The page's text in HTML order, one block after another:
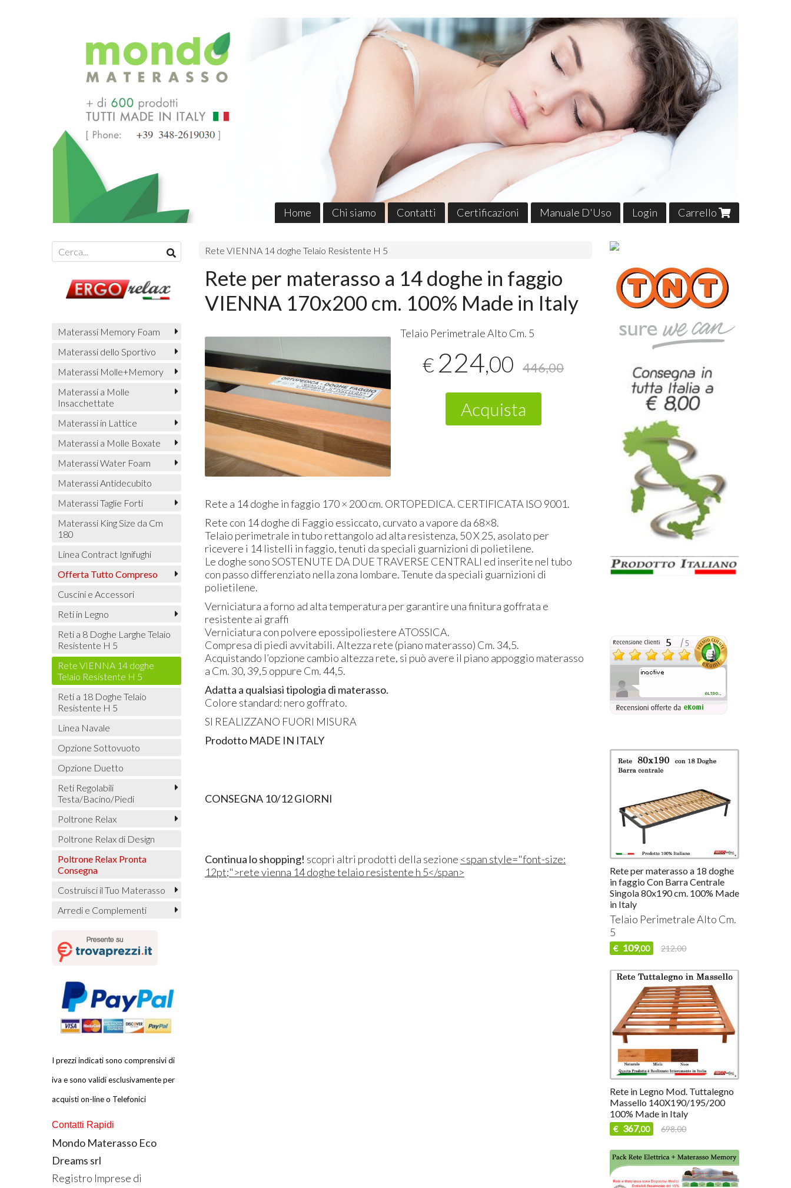
Home Chi siamo Contatti Certificazioni Manuale D'Uso Login Carrello
Rete VIENNA 14 doghe Telaio Resistente H 5
Rete per materasso a 14 doghe in faggio
VIENNA 170x200 cm. 100% Made in Italy
Telaio Perimetrale Alto Cm. 5
€ 224,00 446,00
Acquista
Rete a 14 doghe in faggio 170 × 200 cm. ORTOPEDICA. CERTIFICATA ISO 9001.
Rete con 14 doghe di Faggio essiccato, curvato a vapore da 68×8.
Telaio perimetrale in tubo rettangolo ad alta resistenza, 50 X 25, asolato per
ricevere i 14 listelli in faggio, tenuti da speciali guarnizioni di polietilene.
Le doghe sonoSOSTENUTE DA DUETRAVERSE CENTRALI ed inserite nel tubo
con passo differenziato nella zona lombare. Tenute da speciali guarnizioni di
polietilene.
Verniciatura a forno ad alta temperatura per garantire una finitura goffrata e
resistente ai graffi
Verniciatura con polvere epossipoliestereATOSSICA.
Compresa di piedi avvitabili. Altezza rete (piano materasso) Cm. 34,5.
Acquistando l’opzione cambio altezza rete, si può avere il piano appoggio materasso
a Cm. 30, 39,5 oppure Cm. 44,5.
Adatta a qualsiasi tipologia di materasso.
Colore standard: nero goffrato.
SI REALIZZANO FUORI MISURA
Prodotto MADE IN ITALY
CONSEGNA 10/12 GIORNI
Continua lo shopping! scopri altri prodotti della sezione <span style="font-size:
12pt;">rete vienna 14 doghe telaio resistente h 5</span>
Materassi Memory Foam
Materassi dello Sportivo
Materassi Molle+Memory
Materassi a Molle
Insacchettate
Materassi in Lattice
Materassi a Molle Boxate
Materassi Water Foam
Materassi Antidecubito
Materassi Taglie Forti
Materassi King Size da Cm
180
Linea Contract Ignifughi
Offerta Tutto Compreso
Cuscini e Accessori
Reti in Legno
Reti a 8 Doghe Larghe Telaio
Resistente H 5
Rete VIENNA 14 doghe
Telaio Resistente H 5
Reti a 18 Doghe Telaio
Resistente H 5
Linea Navale
Opzione Sottovuoto
Opzione Duetto
Reti Regolabili
Testa/Bacino/Piedi
Poltrone Relax
Poltrone Relax di Design
Poltrone Relax Pronta
Consegna
Costruisci il Tuo Materasso
Arredi e Complementi
I prezzi indicati sono comprensivi di
iva e sono validi esclusivamente per
acquisti on-line o Telefonici
Contatti Rapidi
Mondo Materasso Eco
Dreams srl
Registro Imprese di
Rete per materasso a 18 doghe
in faggio Con Barra Centrale
Singola 80x190 cm. 100% Made
in Italy
Telaio Perimetrale Alto Cm.
5
€ 109,00 212,00
Rete in Legno Mod. Tuttalegno
Massello 140X190/195/200
100% Made in Italy
€ 367,00 698,00